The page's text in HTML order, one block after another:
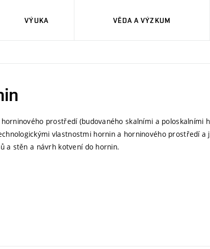
VÝUKA VĚDA A VÝZKUM
prostředí (budovaného skalními a
vlastnostmi hornin a horninového prostředí
a stěn a návrh kotvení do hornin.